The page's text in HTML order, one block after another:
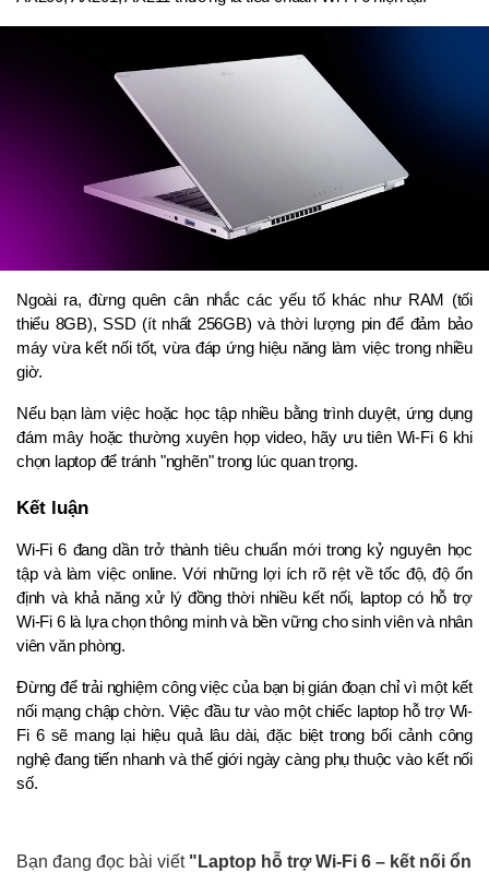
Ngoài ra, đừng quên cân nhắc các yếu tố khác như RAM (tối
thiểu 8GB), SSD (ít nhất 256GB) và thời lượng pin để đảm bảo
máy vừa kết nối tốt, vừa đáp ứng hiệu năng làm việc trong nhiều
giờ.
Nếu bạn làm việc hoặc học tập nhiều bằng trình duyệt, ứng dụng
đám mây hoặc thường xuyên họp video, hãy ưu tiên Wi-Fi 6 khi
chọn laptop để tránh "nghẽn" trong lúc quan trọng.
Kết luận
Wi-Fi 6 đang dần trở thành tiêu chuẩn mới trong kỷ nguyên học
tập và làm việc online. Với những lợi ích rõ rệt về tốc độ, độ ổn
định và khả năng xử lý đồng thời nhiều kết nối, laptop có hỗ trợ
Wi-Fi 6 là lựa chọn thông minh và bền vững cho sinh viên và nhân
viên văn phòng.
Đừng để trải nghiệm công việc của bạn bị gián đoạn chỉ vì một kết
nối mạng chập chờn. Việc đầu tư vào một chiếc laptop hỗ trợ Wi-
Fi 6 sẽ mang lại hiệu quả lâu dài, đặc biệt trong bối cảnh công
nghệ đang tiến nhanh và thế giới ngày càng phụ thuộc vào kết nối
số.
Bạn đang đọc bài viết "Laptop hỗ trợ Wi-Fi 6 – kết nối ổn